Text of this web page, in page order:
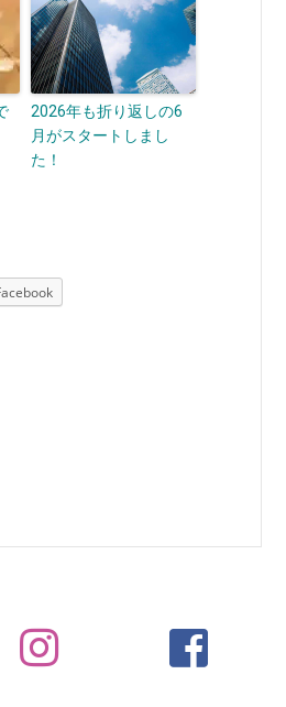
2026年も折り返しの6
月がスタートしまし
た！